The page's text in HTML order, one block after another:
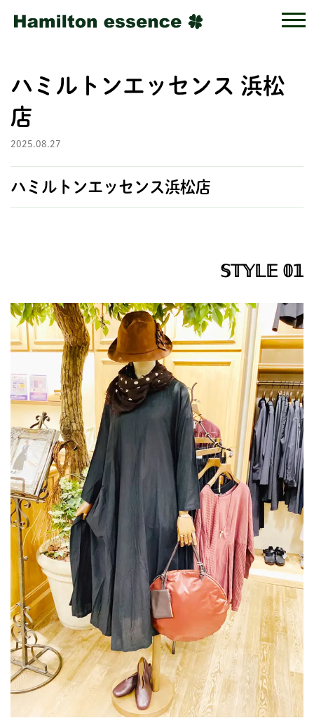
ハミルトンエッセンス 浜松
店
2025.08.27
ハミルトンエッセンス浜松店
𝕊𝕋𝕐𝕃𝔼 𝟘𝟙